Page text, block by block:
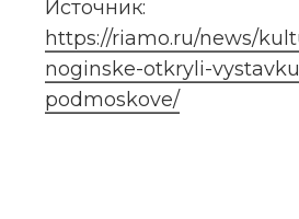
https://riamo.ru/news/
noginske-otkryli-
podmoskove/